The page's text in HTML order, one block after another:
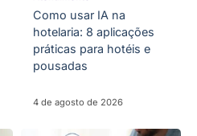
Como usar IA na
hotelaria: 8 aplicações
práticas para hotéis e
pousadas
4 de agosto de 2026